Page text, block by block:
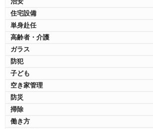
住宅設備
単身赴任
高齢者・介護
ガラス
防犯
子ども
空き家管理
防災
掃除
働き方